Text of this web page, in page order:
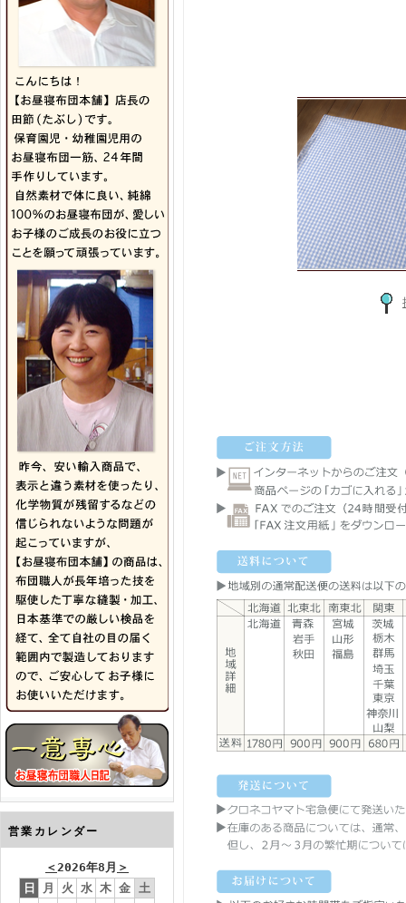
営業カレンダー
＜2026年8月 ＞
日
月 火 水 木 金 土